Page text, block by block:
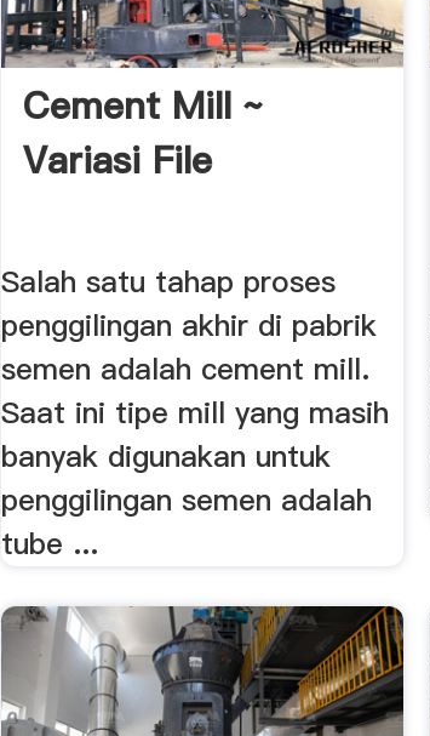
Cement Mill ~
Variasi File
Salah satu tahap proses
penggilingan akhir di pabrik
semen adalah cement mill.
Saat ini tipe mill yang masih
banyak digunakan untuk
penggilingan semen adalah
tube ...